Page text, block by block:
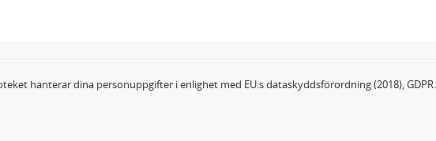
hanterar dina personuppgifter i enlighet med EU:s dataskyddsförordning (2018), GDPR.